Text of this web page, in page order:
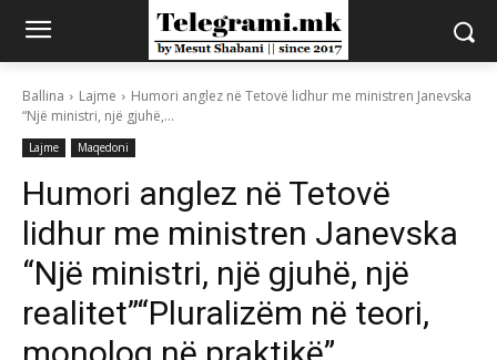
Ballina Lajme
Humori anglez në Tetovë lidhur me ministren Janevska
“Një ministri, një gjuhë,...
Lajme Maqedoni
Humori anglez në Tetovë
lidhur me ministren Janevska
“Një ministri, një gjuhë, një
realitet”“Pluralizëm në teori,